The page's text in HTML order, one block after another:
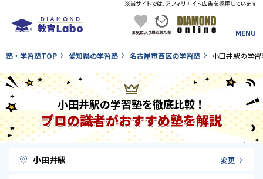
塾・学習塾TOP 愛知県の学習塾 名古屋市西区の学習塾 小田井駅の学習
小田井駅の学習塾を徹底比較！
プロの識者がおすすめ塾を解説
小田井駅 変更